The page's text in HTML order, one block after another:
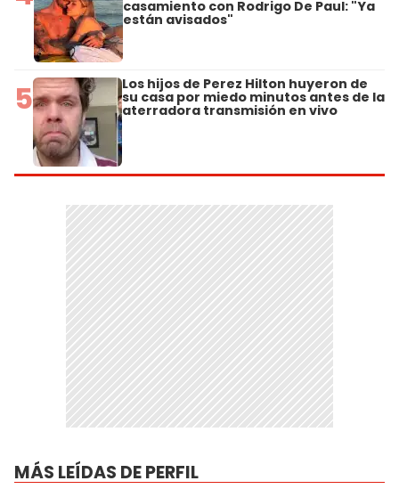
casamiento con Rodrigo De Paul: "Ya
están avisados"
5 Los hijos de Perez Hilton huyeron de
su casa por miedo minutos antes de la
aterradora transmisión en vivo
MÁS LEÍDAS DE PERFIL